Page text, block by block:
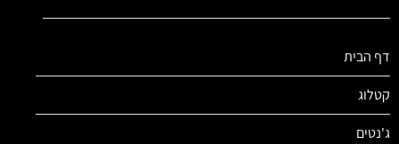
דף הבית
קטלוג
ג'נטים